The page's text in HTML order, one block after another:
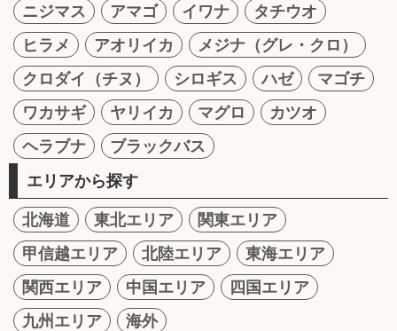
ニジマス
アマゴ イワナ
タチウオ
ヒラメ
アオリイカ
メジナ（グレ・クロ）
クロダイ（チヌ）
シロギス ハゼ
マゴチ
ワカサギ
ヤリイカ マグロ
カツオ
ヘラブナ
ブラックバス
エリアから探す
北海道 東北エリア
関東エリア
甲信越エリア
北陸エリア
東海エリア
関西エリア
中国エリア
四国エリア
九州エリア
海外